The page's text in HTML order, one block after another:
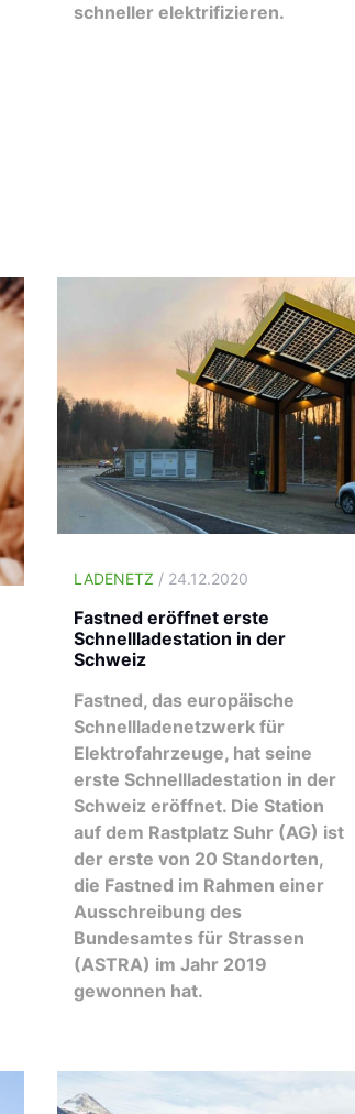
schneller elektrifizieren.
LADENETZ / 24.12.2020
Fastned eröffnet erste
Schnellladestation in der
Schweiz
Fastned, das europäische
Schnellladenetzwerk für
Elektrofahrzeuge, hat seine
erste Schnellladestation in der
Schweiz eröffnet. Die Station
auf dem Rastplatz Suhr (AG) ist
der erste von 20 Standorten,
die Fastned im Rahmen einer
Ausschreibung des
Bundesamtes für Strassen
(ASTRA) im Jahr 2019
gewonnen hat.